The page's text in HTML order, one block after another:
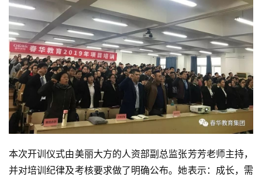
本次开训仪式由美丽大方的人资部副总监张芳芳老师主持，
并对培训纪律及考核要求做了明确公布。她表示：成长，需